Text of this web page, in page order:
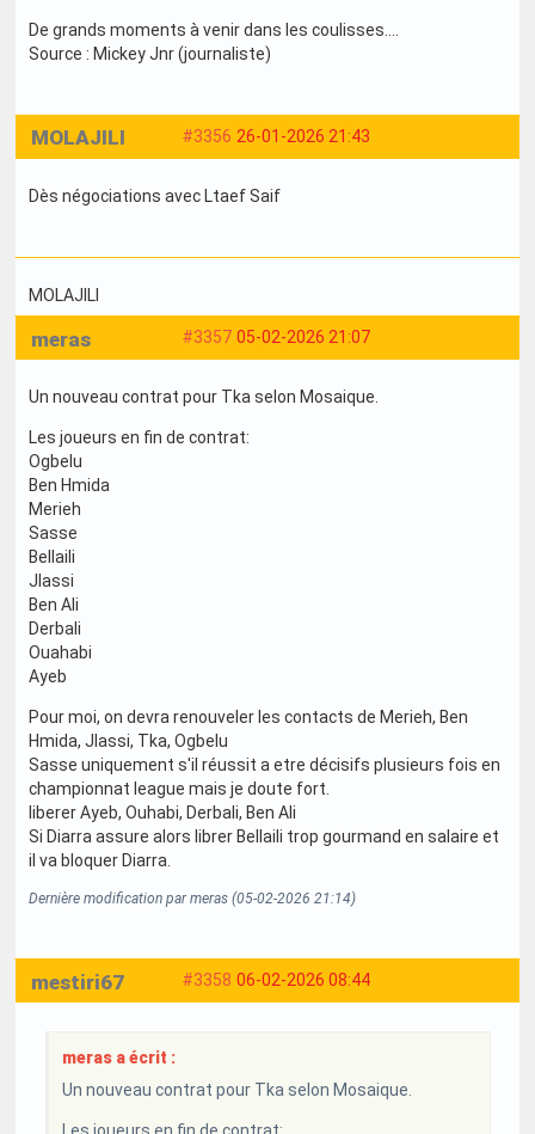
De grands moments à venir dans les coulisses.…
Source : Mickey Jnr (journaliste)
#3356 26-01-2026 21:43
MOLAJILI
Dès négociations avec Ltaef Saif
MOLAJILI
#3357 05-02-2026 21:07
meras
Un nouveau contrat pour Tka selon Mosaique.
Les joueurs en fin de contrat:
Ogbelu
Ben Hmida
Merieh
Sasse
Bellaili
Jlassi
Ben Ali
Derbali
Ouahabi
Ayeb
Pour moi, on devra renouveler les contacts de Merieh, Ben
Hmida, Jlassi, Tka, Ogbelu
Sasse uniquement s'il réussit a etre décisifs plusieurs fois en
championnat league mais je doute fort.
liberer Ayeb, Ouhabi, Derbali, Ben Ali
Si Diarra assure alors librer Bellaili trop gourmand en salaire et
il va bloquer Diarra.
Dernière modification par meras (05-02-2026 21:14)
#3358 06-02-2026 08:44
mestiri67
meras a écrit :
Un nouveau contrat pour Tka selon Mosaique.
Les joueurs en fin de contrat: